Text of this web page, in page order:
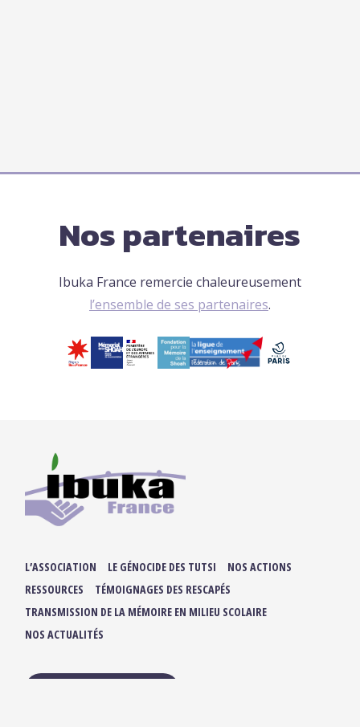
Nos partenaires
Ibuka France remercie chaleureusement
l’ensemble de ses partenaires.
L’ASSOCIATION LE GÉNOCIDE DES TUTSI
NOS ACTIONS
RESSOURCES
TÉMOIGNAGES DES RESCAPÉS
TRANSMISSION DE LA MÉMOIRE EN MILIEU SCOLAIRE
NOS ACTUALITÉS